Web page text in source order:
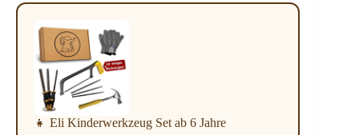
👧 Eli Kinderwerkzeug Set ab 6 Jahre